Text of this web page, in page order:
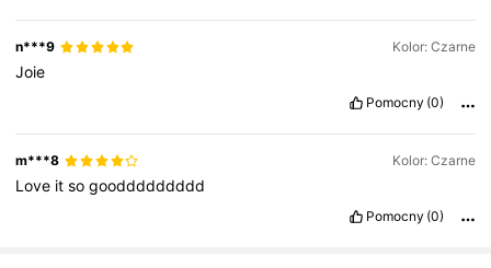
4,86 6.6M Obserwujący
n***9 Kolor: Czarne
Joie
Pomocny (0)
m***8 Kolor: Czarne
Love itsogooddddddddd
Pomocny (0)